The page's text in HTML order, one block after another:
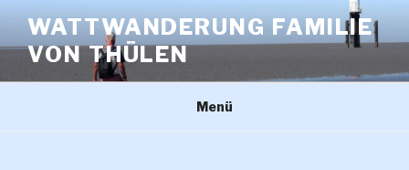
Inhalt
springen
WATTWANDERUNG FAMILIE
VON THÜLEN
Menü